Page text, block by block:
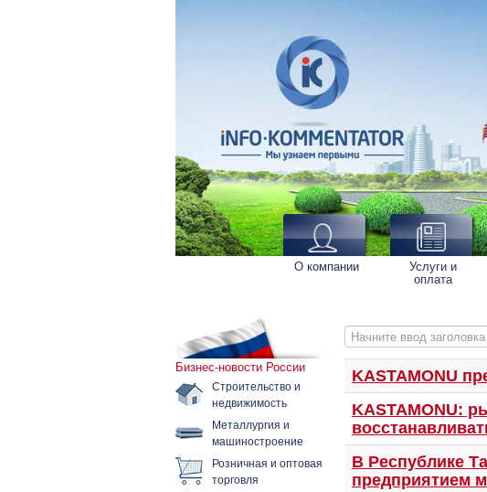
О компании Услуги и
оплата
Бизнес-новости России
Строительство и
недвижимость
Металлургия и
машиностроение
Розничная и оптовая
торговля
Начните ввод заголовка
KASTAMONU
KASTAMONU:
В Республике
предприятием